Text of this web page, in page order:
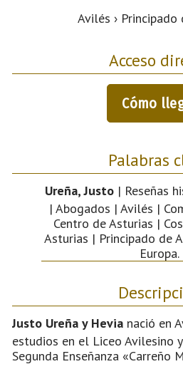
Avilés › Principado
Acceso
Cómo
Palabras
Ureña, Justo| Reseñas
| Abogados | Avilés |
Centro de Asturias |
Asturias | Principado de
Europa.
Justo Ureña y Hevia nació en
estudios en el Liceo Avilesino
Segunda Enseñanza «Carreño